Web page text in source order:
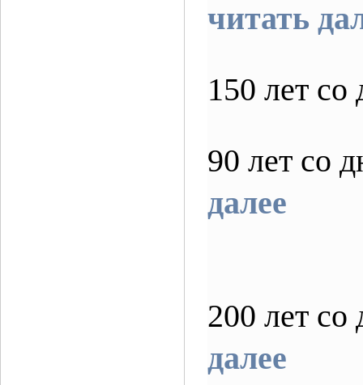
читать
150 лет
90 лет со
далее
200 лет
далее